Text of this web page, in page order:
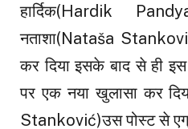
हार्दिक(Hardik
नताशा(Nataša
कर दिया इसके बाद से ही
पर एक नया खुलासा कर
Stanković)उस पोस्ट से